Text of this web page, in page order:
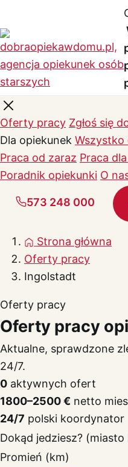
Oferty pracy Zgłoś się
Dla opiekunek Wszystko
Praca od zaraz Praca
Poradnik opiekunki O
573 248 000
Strona główna
Oferty pracy
Ingolstadt
Oferty pracy
Oferty pracy
Aktualne, sprawdzone
24/7.
0 aktywnych ofert
1800–2500 € netto
24/7 polski koordynator
Dokąd jedziesz?
Promień (km)